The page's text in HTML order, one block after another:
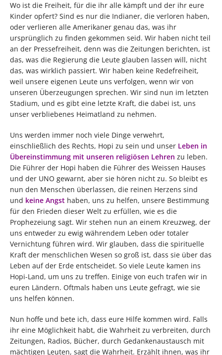
Wo ist die Freiheit, für die ihr alle kämpft und der ihr eure
Kinder opfert? Sind es nur die Indianer, die verloren haben,
oder verlieren alle Amerikaner genau das, was ihr
ursprünglich zu finden gekommen seid. Wir haben nicht teil
an der Pressefreiheit, denn was die Zeitungen berichten, ist
das, was die Regierung die Leute glauben lassen will, nicht
das, was wirklich passiert. Wir haben keine Redefreiheit,
weil unsere eigenen Leute uns verfolgen, wenn wir von
unseren Überzeugungen sprechen. Wir sind nun im letzten
Stadium, und es gibt eine letzte Kraft, die dabei ist, uns
unser verbliebenes Heimatland zu nehmen.
Uns werden immer noch viele Dinge verwehrt,
einschließlich des Rechts, Hopi zu sein und unser Leben in
Übereinstimmung mit unseren religiösen Lehren zu leben.
Die Führer der Hopi haben die Führer des Weissen Hauses
und der UNO gewarnt, aber sie hören nicht zu. So bleibt es
nun den Menschen überlassen, die reinen Herzens sind
und keine Angst haben, uns zu helfen, unsere Bestimmung
für den Frieden dieser Welt zu erfüllen, wie es die
Prophezeiung sagt. Wir stehen nun an einem Kreuzweg, der
uns entweder zu ewig währendem Leben oder totaler
Vernichtung führen wird. Wir glauben, dass die spirituelle
Kraft der menschlichen Wesen so groß ist, dass sie über das
Leben auf der Erde entscheidet. So viele Leute kamen ins
Hopi-Land, um uns zu treffen. Einige von euch trafen wir in
euren Ländern. Oftmals haben uns Leute gefragt, wie sie
uns helfen können.
Nun hoffe und bete ich, dass eure Hilfe kommen wird. Falls
ihr eine Möglichkeit habt, die Wahrheit zu verbreiten, durch
Zeitungen, Radios, Bücher, durch Gedankenaustausch mit
mächtigen Leuten, sagt die Wahrheit. Erzählt ihnen, was ihr